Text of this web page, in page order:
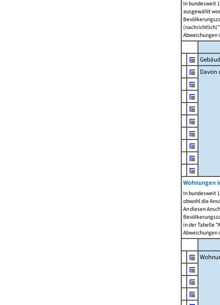
In bundesweit
ausgewählt
Abweichungen
Davon
Wohnungen
In bundesweit
obwohl die
An diesen
in der Tabelle
Abweichungen